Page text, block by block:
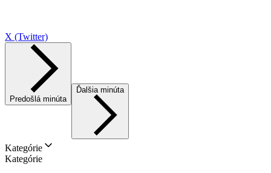
X (Twitter)
Predošlá minúta
Ďalšia minúta
Kategórie
Kategórie